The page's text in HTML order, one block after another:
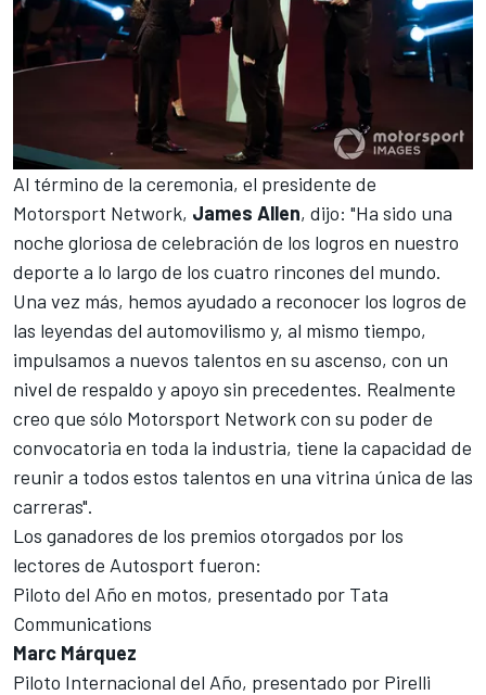
Al término de la ceremonia, el presidente de
Motorsport Network, James Allen, dijo: "Ha sido una
noche gloriosa de celebración de los logros en nuestro
deporte a lo largo de los cuatro rincones del mundo.
Una vez más, hemos ayudado a reconocer los logros de
las leyendas del automovilismo y, al mismo tiempo,
impulsamos a nuevos talentos en su ascenso, con un
nivel de respaldo y apoyo sin precedentes. Realmente
creo que sólo Motorsport Networkcon su poder de
convocatoria en toda la industria, tiene la capacidad de
reunir a todos estos talentos en una vitrina única de las
carreras".
Los ganadores de los premios otorgados por los
lectores de Autosport fueron:
Piloto del Año en motos, presentado por Tata
Communications
Marc Márquez
Piloto Internacional del Año, presentado por Pirelli